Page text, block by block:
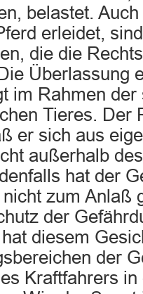
belastet.
erleidet,
die die
Überlassung
im Rahmen
Tieres. Der
er sich aus
außerhalb
hat der
zum Anlaß
der
diesem
der
Kraftfahrers